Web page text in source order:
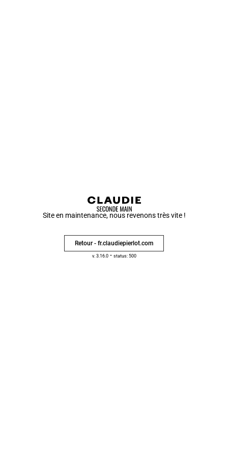
Site en maintenance, nous revenons très vite !
Retour - fr.claudiepierlot.com
v. 3.16.0- status: 500